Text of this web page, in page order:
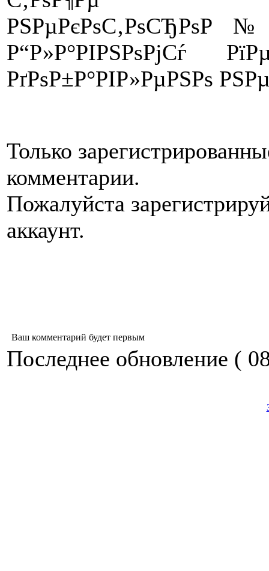
Р“Р»Р°РІРЅРѕРјСѓ
РґРѕР±Р°РІР»РµРЅРѕ
Только
комментарии.
Пожалуйста
аккаунт.
Ваш комментарий будет первым
Последнее обновление (